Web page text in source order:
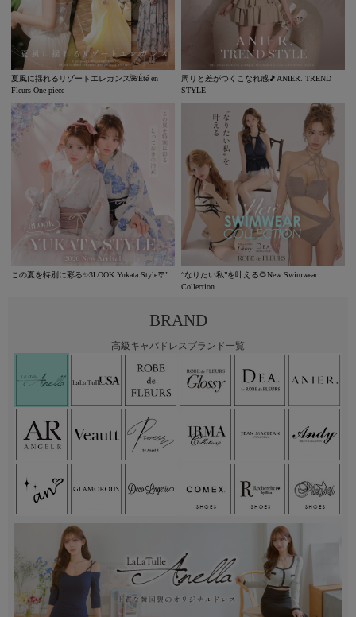
夏風に揺れるリゾートエレガンス🌺Été en
Fleurs One-piece
周りと差がつくこなれ感🎵ANIER. TREND
STYLE
この夏を特別に彩る✨3LOOK Yukata Style🎐”
“なりたい私”を叶える🌻New Swimwear
Collection
BRAND
高級キャバドレスブランド一覧